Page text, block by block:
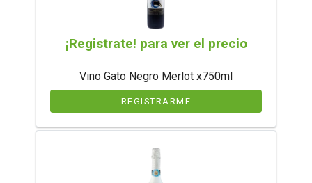
¡Registrate! para ver el precio
Vino Gato Negro Merlot x750ml
REGISTRARME